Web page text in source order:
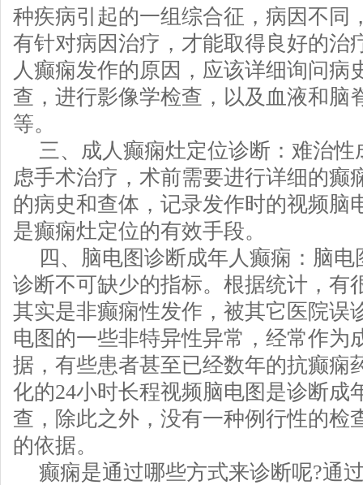
种疾病引起的一组综合征，病因不同
有针对病因治疗，才能取得良好的治
人癫痫发作的原因，应该详细询问病
查，进行影像学检查，以及血液和脑
等。
三、成人癫痫灶定位诊断：难治
虑手术治疗，术前需要进行详细的癫
的病史和查体，记录发作时的视频脑
是癫痫灶定位的有效手段。
四、脑电图诊断成年人癫痫：脑
诊断不可缺少的指标。根据统计，有
其实是非癫痫性发作，被其它医院误
电图的一些非特异性异常，经常作为
据，有些患者甚至已经数年的抗癫痫
化的24小时长程视频脑电图是诊断成
查，除此之外，没有一种例行性的检
的依据。
癫痫是通过哪些方式来诊断呢?通